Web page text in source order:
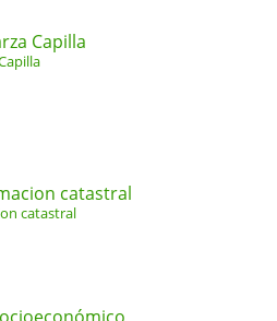
Capilla
catastral
catastral